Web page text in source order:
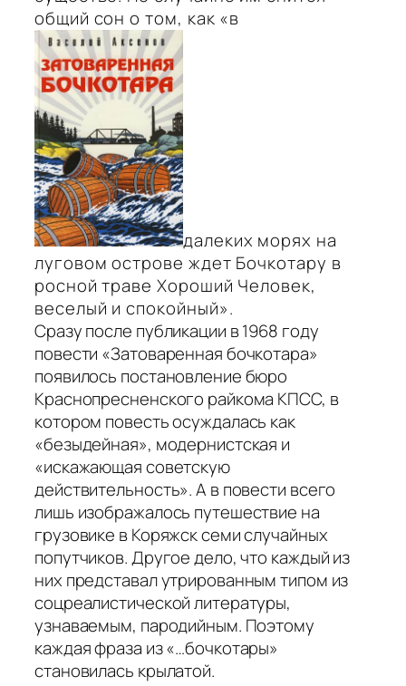
общий сон о том, как «в
далеких морях на
луговом острове ждет Бочкотару в
росной траве Хороший Человек,
веселый и спокойный».
Сразу после публикации в 1968 году
повести «Затоваренная бочкотара»
появилось постановление бюро
Краснопресненского райкома КПСС, в
котором повесть осуждалась как
«безыдейная», модернистская и
«искажающая советскую
действительность». А в повести всего
лишь изображалось путешествие на
грузовике в Коряжск семи случайных
попутчиков. Другое дело, что каждый из
них представал утрированным типом из
соцреалистической литературы,
узнаваемым, пародийным. Поэтому
каждая фраза из «…бочкотары»
становилась крылатой.